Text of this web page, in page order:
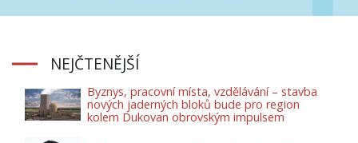
NEJČTENĚJŠÍ
Byznys, pracovní místa, vzdělávání – stavba
nových jaderných bloků bude pro region
kolem Dukovan obrovským impulsem